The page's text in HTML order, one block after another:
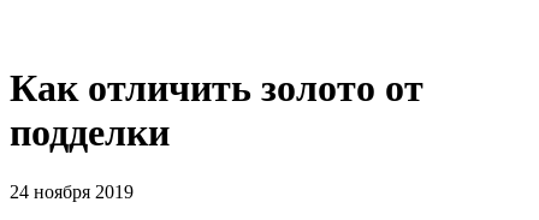
Как отличить золото от
подделки
24 ноября 2019